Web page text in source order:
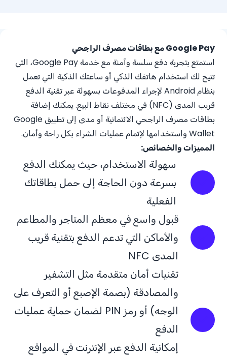
Google Pay مع بطاقات مصرف الراجحي
استمتع بتجربة دفع سلسة وآمنة مع خدمة Google Pay، التي
تتيح لك استخدام هاتفك الذكي أو ساعتك الذكية التي تعمل
بنظام Android لإجراء المدفوعات بسهولة عبر تقنية الدفع
قريب المدى (NFC) في مختلف نقاط البيع. يمكنك إضافة
بطاقات مصرف الراجحي الائتمانية أو مدى إلى تطبيق Google
Wallet واستخدامها لإتمام عمليات الشراء بكل راحة وأمان.
المميزات والخصائص:
سهولة الاستخدام، حيث يمكنك الدفع
بسرعة دون الحاجة إلى حمل بطاقاتك
الفعلية
قبول واسع في معظم المتاجر والمطاعم
والأماكن التي تدعم الدفع بتقنية قريب
المدى NFC
تقنيات أمان متقدمة مثل التشفير
والمصادقة (بصمة الإصبع أو التعرف على
الوجه) أو رمز PIN لضمان حماية عمليات
الدفع
إمكانية الدفع عبر الإنترنت في المواقع